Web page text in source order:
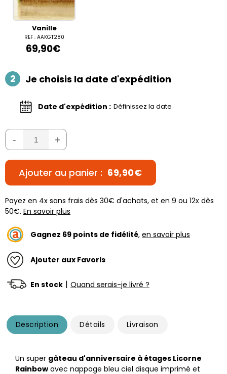
Vanille
REF : AAKGT280
69,90€
2 Je choisis la date d'expédition
Date d'expédition : Définissez la date
- +
Ajouter au panier : 69,90€
Payez en 4x sans frais dès 30€ d'achats, et en 9 ou 12x dès
50€. En savoir plus
Gagnez 69 points de fidélité, en savoir plus
Ajouter aux Favoris
En stock | Quand serais-je livré ?
Description Détails Livraison
Un super gâteau d'anniversaire à étages Licorne
Rainbow avec nappage bleu ciel disque imprimé et